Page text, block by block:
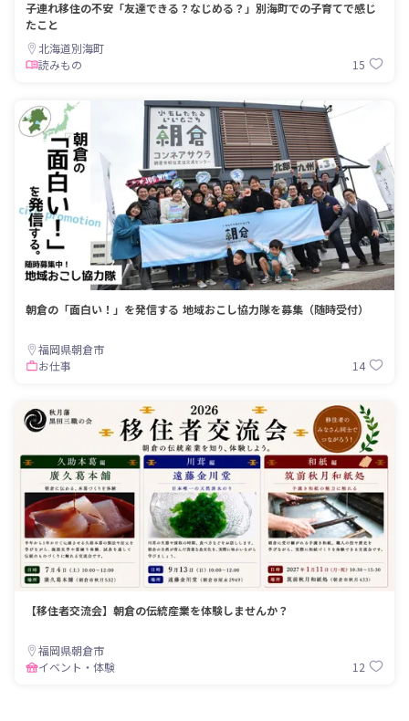
子連れ移住の不安「友達できる？なじめる？」別海町での子育てで感じ
たこと
北海道別海町
読みもの
15
朝倉の「面白い！」を発信する 地域おこし協力隊を募集（随時受付）
福岡県朝倉市
お仕事
14
【移住者交流会】朝倉の伝統産業を体験しませんか？
福岡県朝倉市
イベント・体験
12